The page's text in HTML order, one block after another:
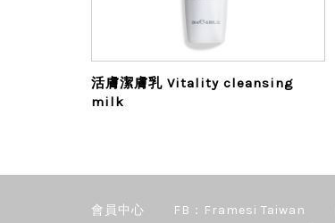
活膚潔膚乳 Vitality cleansing
milk
會員中心 FB：Framesi Taiwan